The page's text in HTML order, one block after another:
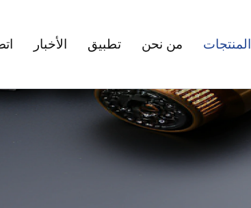
المنتجات من نحن تطبيق الأخبار